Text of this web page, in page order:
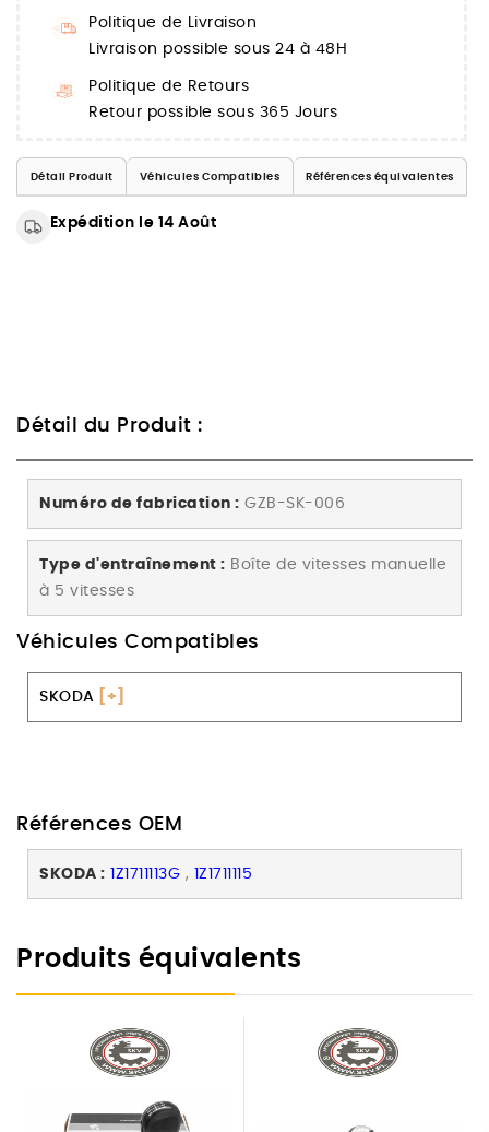
Politique de Livraison
Livraison possible sous 24 à 48H
Politique de Retours
Retour possible sous 365 Jours
Détail Produit Véhicules Compatibles Références équivalentes
Expédition le 14 Août
Détail du Produit :
Numéro de fabrication : GZB-SK-006
Type d'entraînement : Boîte de vitesses manuelle
à 5 vitesses
Véhicules Compatibles
SKODA [+]
Références OEM
SKODA : 1Z1711113G , 1Z1711115
Produits équivalents